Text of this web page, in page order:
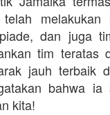
melakukan
dan juga
tim teratas
jauh terbaik
bahwa
kita!